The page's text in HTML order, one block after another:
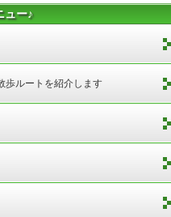
ュー♪
ルートを紹介します